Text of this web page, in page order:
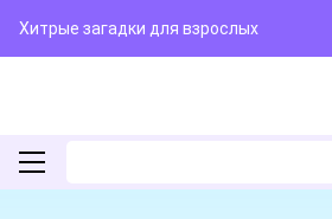
Хитрые загадки для взрослых